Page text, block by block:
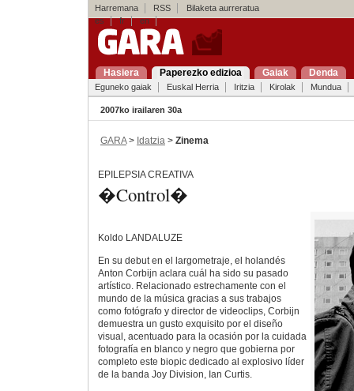
Harremana RSS
Bilaketa aurreratua
es
fr en
Hasiera Paperezko edizioa Gaiak Denda
Eguneko gaiak Euskal Herria Iritzia Kirolak Mundua
2007ko irailaren 30a
GARA> Idatzia > Zinema
EPILEPSIA CREATIVA
�Control�
Koldo LANDALUZE
En su debut en el largometraje, el holandés
Anton Corbijn aclara cuál ha sido su pasado
artístico. Relacionado estrechamente con el
mundo de la música gracias a sus trabajos
como fotógrafo y director de videoclips, Corbijn
demuestra un gusto exquisito por el diseño
visual, acentuado para la ocasión por la cuidada
fotografía en blanco y negro que gobierna por
completo este biopic dedicado al explosivo líder
de la banda Joy Division, Ian Curtis.